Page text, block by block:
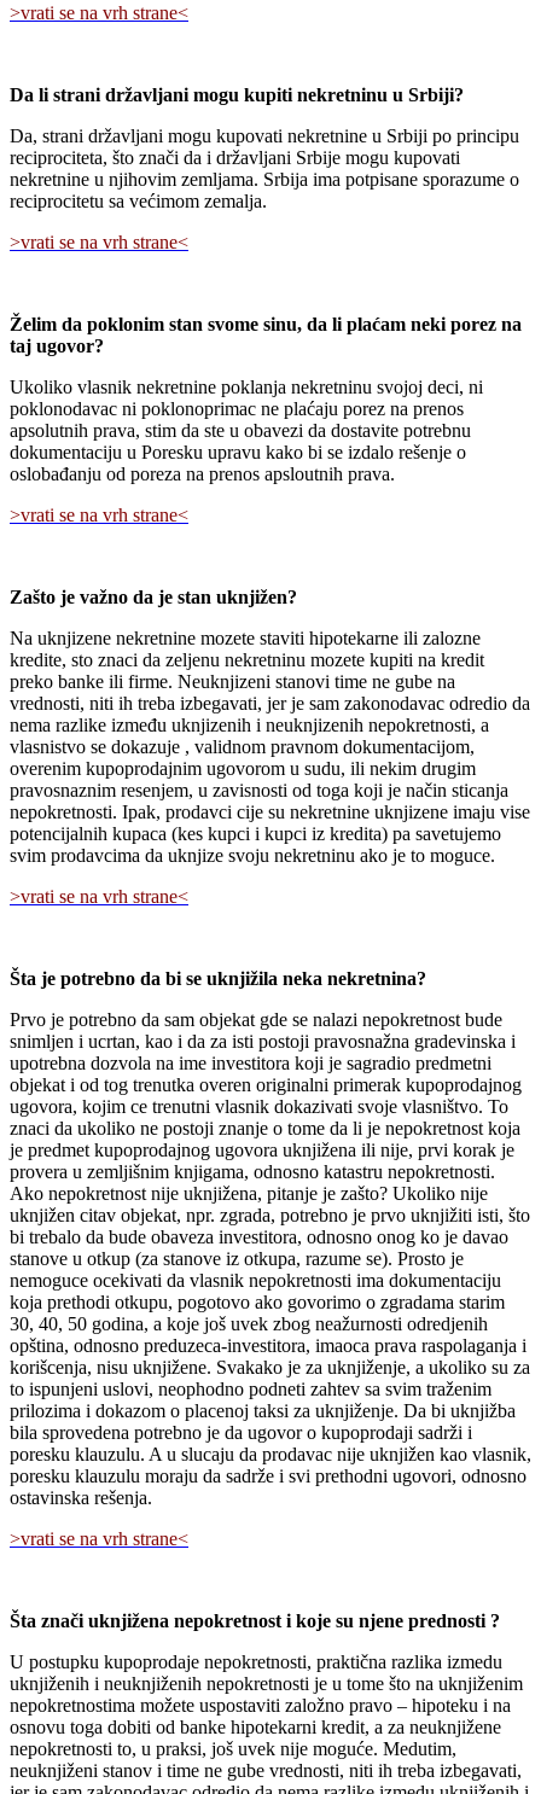
>vrati se na vrh strane<
Da li strani državljani mogu kupiti nekretninu u Srbiji?
Da, strani državljani mogu kupovati nekretnine u Srbiji po principu
reciprociteta, što znači da i državljani Srbije mogu kupovati
nekretnine u njihovim zemljama. Srbija ima potpisane sporazume o
reciprocitetu sa većimom zemalja.
>vrati se na vrh strane<
Želim da poklonim stan svome sinu, da li plaćam neki porez na
taj ugovor?
Ukoliko vlasnik nekretnine poklanja nekretninu svojoj deci, ni
poklonodavac ni poklonoprimac ne plaćaju porez na prenos
apsolutnih prava, stim da ste u obavezi da dostavite potrebnu
dokumentaciju u Poresku upravu kako bi se izdalo rešenje o
oslobađanju od poreza na prenos apsloutnih prava.
>vrati se na vrh strane<
Zašto je važno da je stan uknjižen?
Na uknjizene nekretnine mozete staviti hipotekarne ili zalozne
kredite, sto znaci da zeljenu nekretninu mozete kupiti na kredit
preko banke ili firme. Neuknjizeni stanovi time ne gube na
vrednosti, niti ih treba izbegavati, jer je sam zakonodavac odredio da
nema razlike između uknjizenih i neuknjizenih nepokretnosti, a
vlasnistvo se dokazuje , validnom pravnom dokumentacijom,
overenim kupoprodajnim ugovorom u sudu, ili nekim drugim
pravosnaznim resenjem, u zavisnosti od toga koji je način sticanja
nepokretnosti. Ipak, prodavci cije su nekretnine uknjizene imaju vise
potencijalnih kupaca (kes kupci i kupci iz kredita) pa savetujemo
svim prodavcima da uknjize svoju nekretninu ako je to moguce.
>vrati se na vrh strane<
Šta je potrebno da bi se uknjižila neka nekretnina?
Prvo je potrebno da sam objekat gde se nalazi nepokretnost bude
snimljen i ucrtan, kao i da za isti postoji pravosnažna gradevinska i
upotrebna dozvola na ime investitora koji je sagradio predmetni
objekat i od tog trenutka overen originalni primerak kupoprodajnog
ugovora, kojim ce trenutni vlasnik dokazivati svoje vlasništvo. To
znaci da ukoliko ne postoji znanje o tome da li je nepokretnost koja
je predmet kupoprodajnog ugovora uknjižena ili nije, prvi korak je
provera u zemljišnim knjigama, odnosno katastru nepokretnosti.
Ako nepokretnost nije uknjižena, pitanje je zašto? Ukoliko nije
uknjižen citav objekat, npr. zgrada, potrebno je prvo uknjižiti isti, što
bi trebalo da bude obaveza investitora, odnosno onog ko je davao
stanove u otkup (za stanove iz otkupa, razume se). Prosto je
nemoguce ocekivati da vlasnik nepokretnosti ima dokumentaciju
koja prethodi otkupu, pogotovo ako govorimo o zgradama starim
30, 40, 50 godina, a koje još uvek zbog neažurnosti odredjenih
opština, odnosno preduzeca-investitora, imaoca prava raspolaganja i
korišcenja, nisu uknjižene. Svakako je za uknjiženje, a ukoliko su za
to ispunjeni uslovi, neophodno podneti zahtev sa svim traženim
prilozima i dokazom o placenoj taksi za uknjiženje. Da bi uknjižba
bila sprovedena potrebno je da ugovor o kupoprodaji sadrži i
poresku klauzulu. A u slucaju da prodavac nije uknjižen kao vlasnik,
poresku klauzulu moraju da sadrže i svi prethodni ugovori, odnosno
ostavinska rešenja.
>vrati se na vrh strane<
Šta znači uknjižena nepokretnost i koje su njene prednosti ?
U postupku kupoprodaje nepokretnosti, praktična razlika izmedu
uknjiženih i neuknjiženih nepokretnosti je u tome što na uknjiženim
nepokretnostima možete uspostaviti založno pravo – hipoteku i na
osnovu toga dobiti od banke hipotekarni kredit, a za neuknjižene
nepokretnosti to, u praksi, još uvek nije moguće. Medutim,
neuknjiženi stanov i time ne gube vrednosti, niti ih treba izbegavati,